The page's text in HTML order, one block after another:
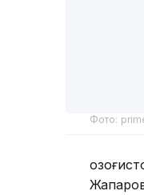
Фото: